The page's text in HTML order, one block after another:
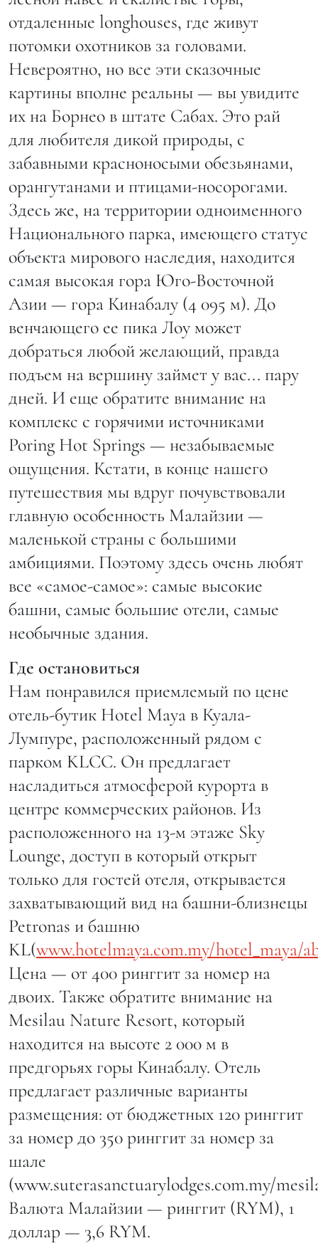
отдаленные longhouses, где живут
потомки охотников за головами.
Невероятно, но все эти сказочные
картины вполне реальны — вы увидите
их на Борнео в штате Сабах. Это рай
для любителя дикой природы, с
забавными красноносыми обезьянами,
орангутанами и птицами-носорогами.
Здесь же, на территории одноименного
Национального парка, имеющего статус
объекта мирового наследия, находится
самая высокая гора Юго-Восточной
Азии — гора Кинабалу (4 095 м). До
венчающего ее пика Лоу может
добраться любой желающий, правда
подъем на вершину займет у вас... пару
дней. И еще обратите внимание на
комплекс с горячими источниками
Poring Hot Springs — незабываемые
ощущения. Кстати, в конце нашего
путешествия мы вдруг почувствовали
главную особенность Малайзии —
маленькой страны с большими
амбициями. Поэтому здесь очень любят
все «самое-самое»: самые высокие
башни, самые большие отели, самые
необычные здания.
Где остановиться
Нам понравился приемлемый по цене
отель-бутик Нotel Maya в Куала-
Лумпуре, расположенный рядом с
парком KLCC. Он предлагает
насладиться атмосферой курорта в
центре коммерческих районов. Из
расположенного на 13-м этаже Sky
Lounge, доступ в который открыт
только для гостей отеля, открывается
захватывающий вид на башни-близнецы
Petronas и башню
KL(www.hotelmaya.com.my/hotel_maya/
Цена — от 400 ринггит за номер на
двоих. Также обратите внимание на
Mesilau Nature Resort, который
находится на высоте 2 000 м в
предгорьях горы Кинабалу. Отель
предлагает различные варианты
размещения: от бюджетных 120 ринггит
за номер до 350 ринггит за номер за
шале
(www.suterasanctuarylodges.com.my/
Валюта Малайзии — ринггит (RYM), 1
доллар — 3,6 RYM.